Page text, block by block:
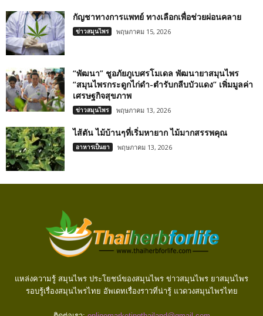
กัญชาทางการแพทย์ ทางเลือกเพื่อช่วยผ่อนคลาย
ข่าวสมุนไพร พฤษภาคม 15, 2026
“พัฒนา” ชูอภัยภูเบศรโมเดล พัฒนายาสมุนไพร
“สมุนไพรกระดูกไก่ดำ-ตำรับกลีบบัวแดง” เพิ่มมูลค่า
เศรษฐกิจสุขภาพ
ข่าวสมุนไพร พฤษภาคม 13, 2026
ไส้ตัน ไม้บ้านๆที่เริ่มหายาก ไม้มากสรรพคุณ
อาหารเป็นยา พฤษภาคม 13, 2026
แหล่งความรู้ สมุนไพร ประโยชน์ของสมุนไพร ข่าวสมุนไพร ยาสมุนไพร
รอบรู้เรื่องสมุนไพรไทย อัพเดทเรื่องราวที่น่ารู้ แวดวงสมุนไพรไทย